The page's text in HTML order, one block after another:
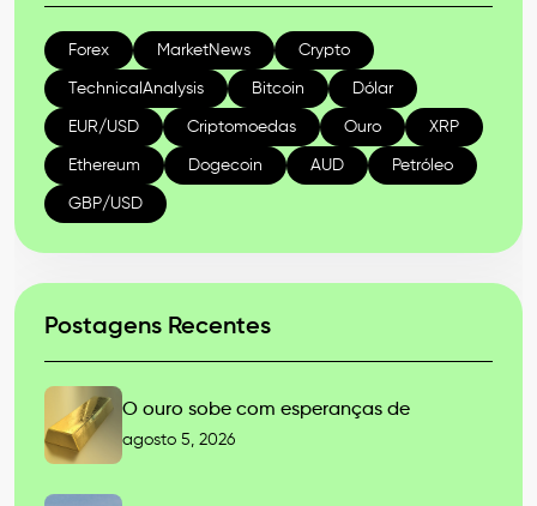
Forex MarketNews Crypto
TechnicalAnalysis Bitcoin Dólar
EUR/USD Criptomoedas Ouro XRP
Ethereum Dogecoin AUD Petróleo
GBP/USD
Postagens Recentes
O ouro sobe com esperanças de
agosto 5, 2026